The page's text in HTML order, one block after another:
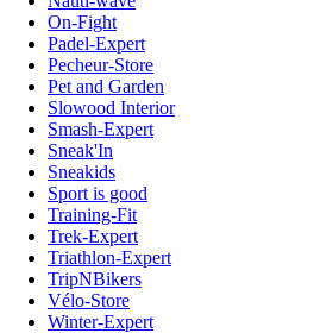
On-Fight
Padel-Expert
Pecheur-Store
Pet and Garden
Slowood Interior
Smash-Expert
Sneak'In
Sneakids
Sport is good
Training-Fit
Trek-Expert
Triathlon-Expert
TripNBikers
Vélo-Store
Winter-Expert